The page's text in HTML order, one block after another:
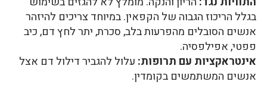
בגלל הריכוז הגבוה של הקפאין. במיוחד צריכים להיזהר
אנשים הסובלים מהפרעות בלב, סכרת, יתר לחץ דם, כיב
פפטי, אפילפסיה.
אינטראקציות עם תרופות: עלול להגביר דילול דם אצל
אנשים המשתמשים בקומדין.